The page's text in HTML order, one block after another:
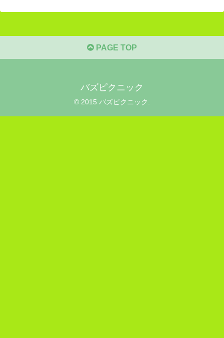
PAGE TOP
バズピクニック
© 2015 バズピクニック.